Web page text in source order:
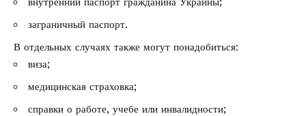
заграничный паспорт.
В отдельных случаях также могут понадобиться:
виза;
медицинская страховка;
справки о работе, учебе или инвалидности;